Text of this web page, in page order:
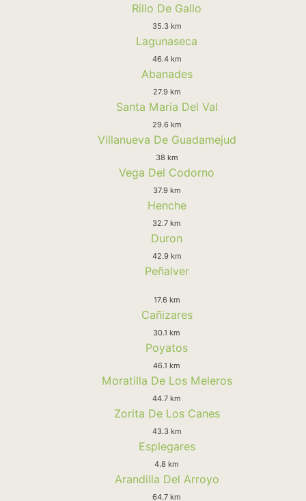
Rillo De Gallo
35.3 km
Lagunaseca
46.4 km
Abanades
27.9 km
Santa Maria Del Val
29.6 km
Villanueva De Guadamejud
38 km
Vega Del Codorno
37.9 km
Henche
32.7 km
Duron
42.9 km
Peñalver
17.6 km
Cañizares
30.1 km
Poyatos
46.1 km
Moratilla De Los Meleros
44.7 km
Zorita De Los Canes
43.3 km
Esplegares
4.8 km
Arandilla Del Arroyo
64.7 km